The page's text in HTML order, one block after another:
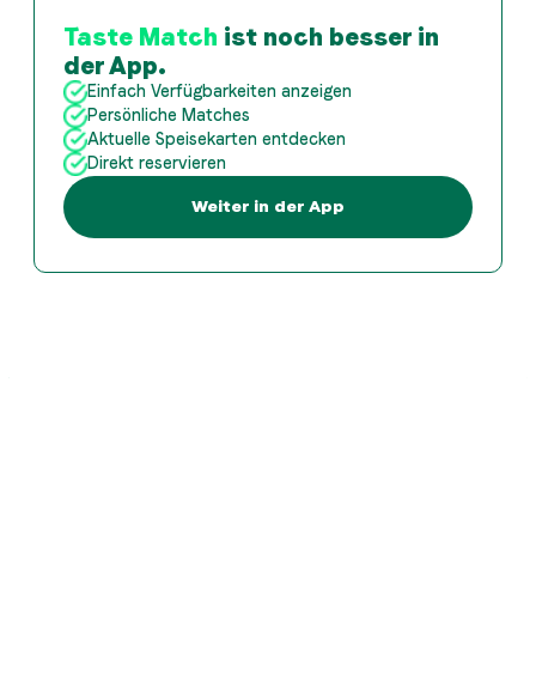
Taste Match ist noch besser in
der App.
Einfach Verfügbarkeiten anzeigen
Persönliche Matches
Aktuelle Speisekarten entdecken
Direkt reservieren
Weiter in der App